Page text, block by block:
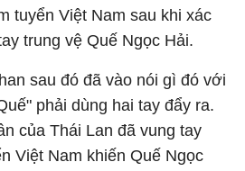
tuyển Việt Nam sau khi xác
trung vệ Quế Ngọc Hải.
sau đó đã vào nói gì đó với
phải dùng hai tay đẩy ra.
của Thái Lan đã vung tay
Việt Nam khiến Quế Ngọc